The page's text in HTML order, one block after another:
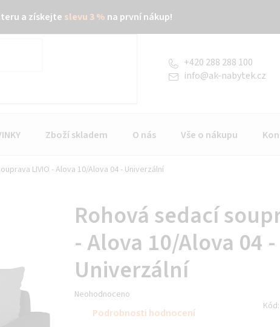
a získejte slevu 3 % na první nákup!
info@ak-nabytek.cz
+420 288 288 100
Zboží skladem O nás Vše o nákupu
LIVIO - Alova 10/Alova 04 - Univerzální
Rohová sedací
- Alova 10/Alova 04 -
Univerzální
Průměrné
hodnocení
produktu
Neohodnoceno
Podrobnosti hodnocení
Kód: